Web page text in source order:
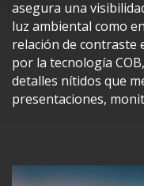
asegura una
luz ambiental como
relación de contraste
por la tecnología
detalles nítidos que
presentaciones,